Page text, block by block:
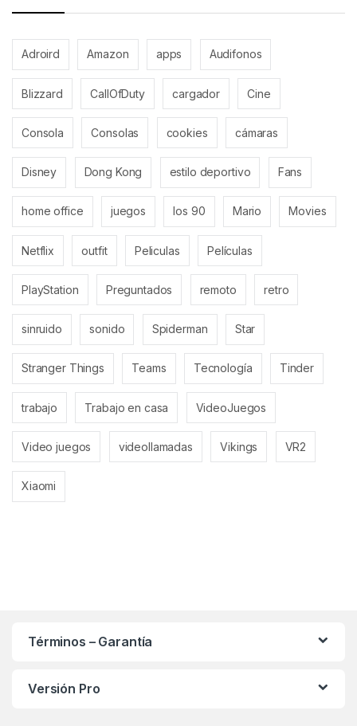
Adroird Amazon apps Audifonos
Blizzard CallOfDuty cargador Cine
Consola Consolas cookies cámaras
Disney Dong Kong estilo deportivo Fans
home office juegos los 90 Mario Movies
Netflix outfit Peliculas Películas
PlayStation Preguntados remoto retro
sinruido sonido Spiderman Star
Stranger Things Teams Tecnología Tinder
trabajo Trabajo en casa VideoJuegos
Video juegos videollamadas Vikings VR2
Xiaomi
Términos – Garantía
Versión Pro